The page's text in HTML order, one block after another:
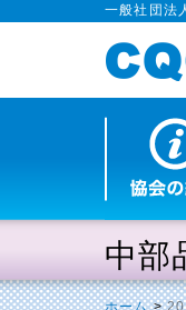
一般社団法
中部
ホーム>